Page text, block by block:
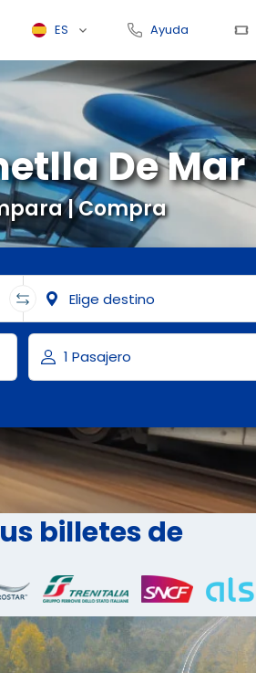
ES Ayuda
| Compra
De Mar
billetes de